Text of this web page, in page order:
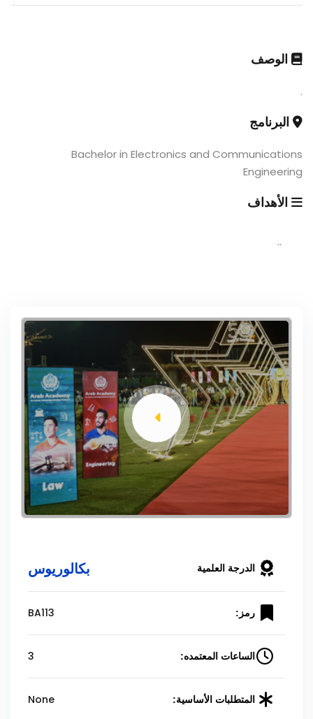
الوصف
.
البرنامج
Bachelor in Electronics and Communications
Engineering
الأهداف
..
الدرجة العلمية بكالوريوس
رمز: BA113
الساعات المعتمده: 3
المتطلبات الأساسية: None